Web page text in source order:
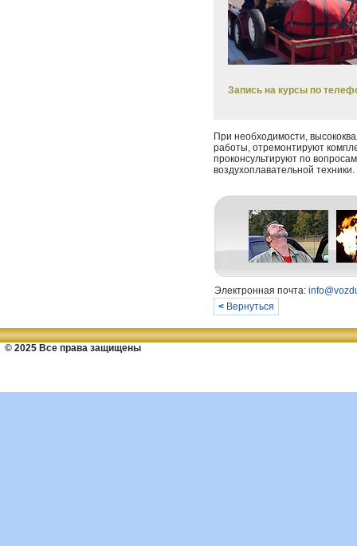
Запись на курсы по
При необходимости,
работы, отремонтируют
проконсультируют по
воздухоплавательной техники.
Электронная почта:
< Вернуться
© 2025 Все права защищены